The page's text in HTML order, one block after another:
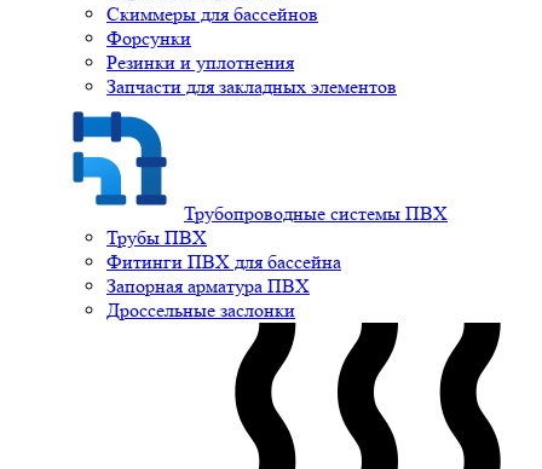
Скиммеры для бассейнов
Форсунки
Резинки и уплотнения
Запчасти для закладных элементов
Трубопроводные системы ПВХ
Трубы ПВХ
Фитинги ПВХ для бассейна
Запорная арматура ПВХ
Дроссельные заслонки